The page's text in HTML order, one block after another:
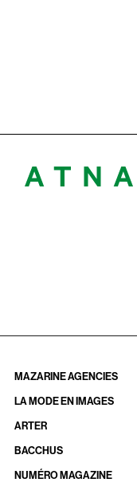
MAZARINE AGENCIES
LA MODE EN IMAGES
ARTER
BACCHUS
NUMÉRO MAGAZINE